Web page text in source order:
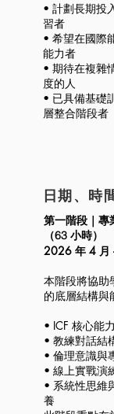
• 計劃長期投
習者
• 希望在國際
能力者
• 期待在複雜
度的人
• 已具備基礎
層整合階段者
日期、時
第一階段｜專
（63 小時）
2026 年 4 月
本階段將協助
的底層結構與
• ICF 核心能
• 教練對話結
• 倫理意識與
• 線上實戰演
• 系統性思維
養